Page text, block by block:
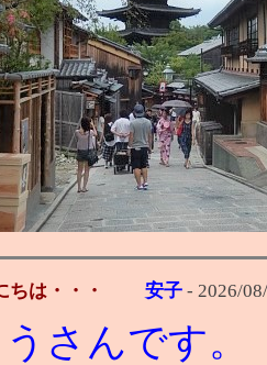
ちは・・・ 安子 - 2026/
さんです。